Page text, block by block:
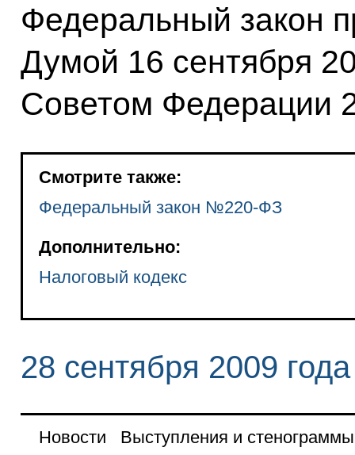
Федеральный закон
Думой 16 сентября
Советом Федерации
Смотрите также:
Федеральный закон №220-ФЗ
Дополнительно:
Налоговый кодекс
28 сентября 2009 года
Новости
Выступления и стенограммы